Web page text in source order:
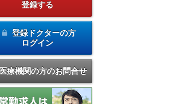
登録する
登録ドクターの方
ログイン
医療機関の方のお問合せ